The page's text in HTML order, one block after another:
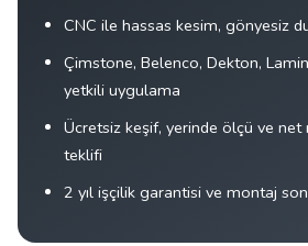
CNC ile hassas kesim, gönyesiz
Çimstone, Belenco, Dekton,
yetkili uygulama
Ücretsiz keşif, yerinde ölçü ve
teklifi
2 yıl işçilik garantisi ve montaj